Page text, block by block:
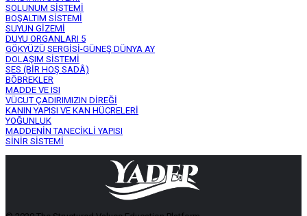
SOLUNUM SİSTEMİ
BOŞALTIM SİSTEMİ
SUYUN GİZEMİ
DUYU ORGANLARI 5
GÖKYÜZÜ SERGİSİ-GÜNEŞ DÜNYA AY
DOLAŞIM SİSTEMİ
SES (BİR HOŞ SADÂ)
BÖBREKLER
MADDE VE ISI
VÜCUT ÇADIRIMIZIN DİREĞİ
KANIN YAPISI VE KAN HÜCRELERİ
YOĞUNLUK
MADDENİN TANECİKLİ YAPISI
SİNİR SİSTEMİ